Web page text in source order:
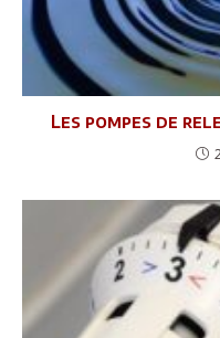
Les pompes de